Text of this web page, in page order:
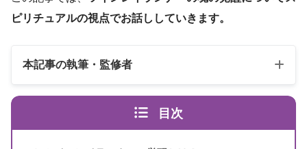
ピリチュアルの視点でお話ししていきます。
本記事の執筆・監修者
目次